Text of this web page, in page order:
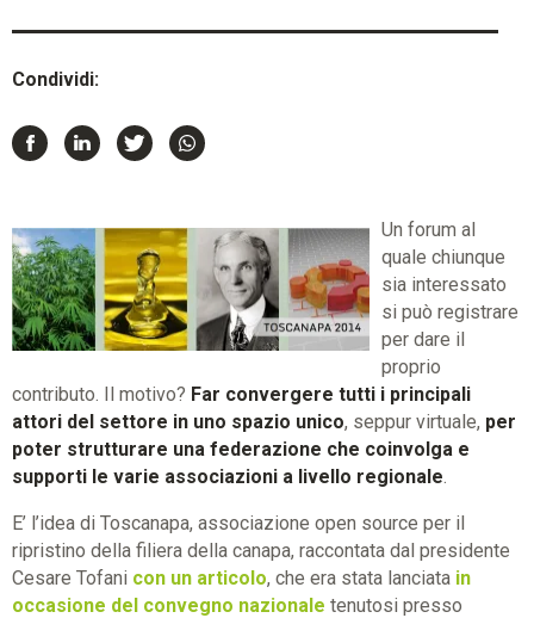
Condividi:
Un forum al
quale chiunque
sia interessato
si può registrare
per dare il
proprio
contributo. Il motivo? Far convergere tutti i principali
attori del settore in uno spazio unico, seppur virtuale, per
poter strutturare una federazione che coinvolga e
supporti le varie associazioni a livello regionale.
E’ l’idea di Toscanapa, associazione open source per il
ripristino della filiera della canapa, raccontata dal presidente
Cesare Tofani con un articolo, che era stata lanciata in
occasione del convegno nazionale tenutosi presso